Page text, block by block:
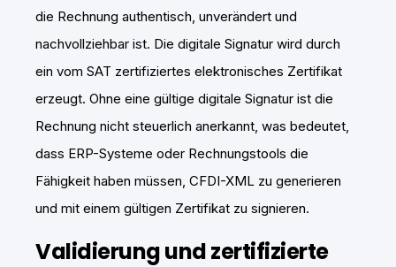
die Rechnung authentisch, unverändert und
nachvollziehbar ist. Die digitale Signatur wird durch
ein vom SAT zertifiziertes elektronisches Zertifikat
erzeugt. Ohne eine gültige digitale Signatur ist die
Rechnung nicht steuerlich anerkannt, was bedeutet,
dass ERP-Systeme oder Rechnungstools die
Fähigkeit haben müssen, CFDI-XML zu generieren
und mit einem gültigen Zertifikat zu signieren.
Validierung und zertifizierte